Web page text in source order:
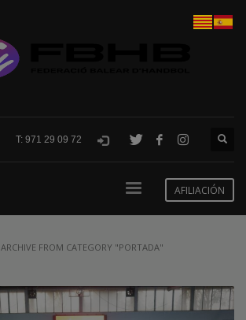
T: 971 29 09 72
AFILIACIÓN
ARCHIVE FROM CATEGORY "PORTADA"